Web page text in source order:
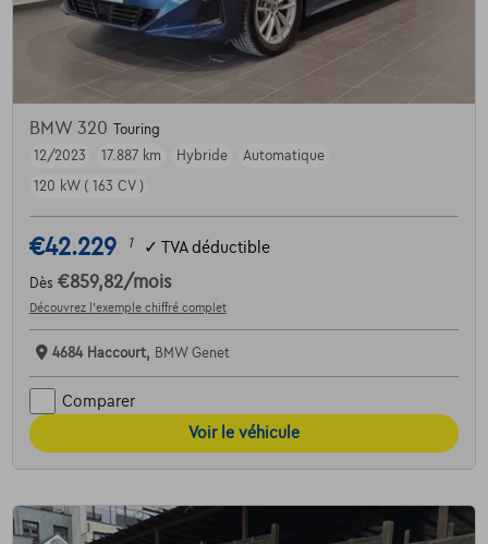
BMW 320
Touring
12/2023
17.887 km Hybride
Automatique
120 kW ( 163 CV )
€42.229 1 ✓ TVA déductible
Dès €859,82/mois
Découvrez l’exemple chiffré complet
4684 Haccourt, BMW Genet
Comparer
Voir le véhicule